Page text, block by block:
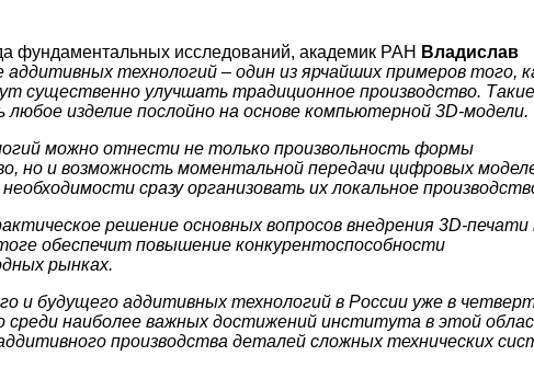
фундаментальных исследований, академик РАН Владислав
аддитивных технологий – один из ярчайших примеров того,
существенно улучшать традиционное производство. Такие
изделие послойно на основе компьютерной 3D-модели.
можно отнести не только произвольность формы
но и возможность моментальной передачи цифровых
сразу организовать их локальное
решение основных вопросов внедрения 3D-печати
обеспечит повышение конкурентоспособности
рынках.
и будущего аддитивных технологий в России уже в
среди наиболее важных достижений института в этой
производства деталей сложных технических